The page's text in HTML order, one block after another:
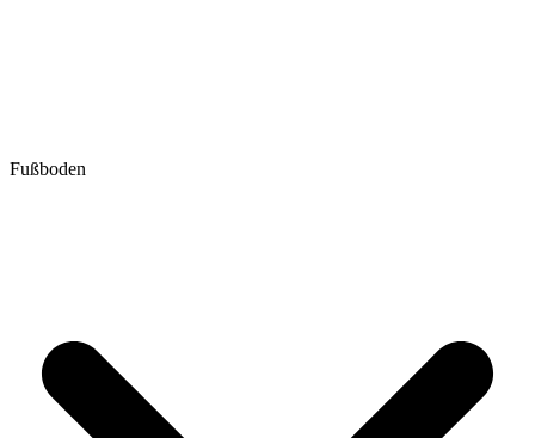
Fußboden